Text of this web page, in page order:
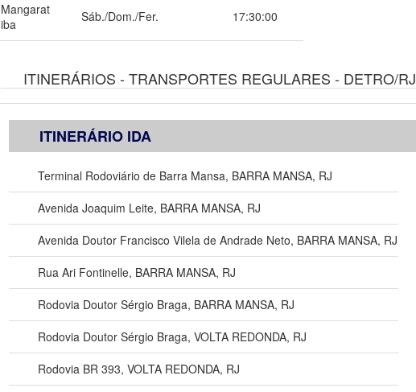
Mangarat
iba
Sáb./Dom./Fer. 17:30:00
ITINERÁRIOS - TRANSPORTES REGULARES - DETRO/RJ
ITINERÁRIO IDA
Terminal Rodoviário de Barra Mansa, BARRA MANSA, RJ
Avenida Joaquim Leite, BARRA MANSA, RJ
Avenida Doutor Francisco Vilela de Andrade Neto, BARRA MANSA, RJ
Rua Ari Fontinelle, BARRA MANSA, RJ
Rodovia Doutor Sérgio Braga, BARRA MANSA, RJ
Rodovia Doutor Sérgio Braga, VOLTA REDONDA, RJ
Rodovia BR 393, VOLTA REDONDA, RJ